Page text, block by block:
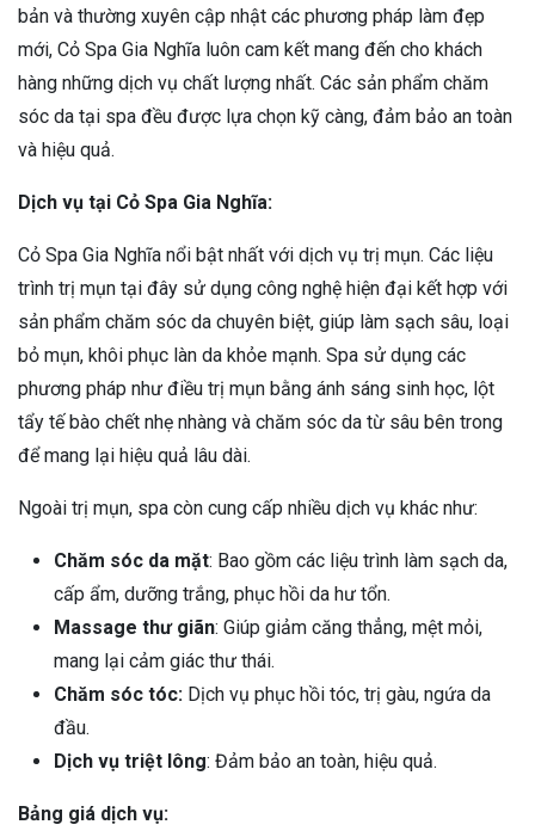
bản và thường xuyên cập nhật các phương pháp làm đẹp
mới, Cỏ Spa Gia Nghĩa luôn cam kết mang đến cho khách
hàng những dịch vụ chất lượng nhất. Các sản phẩm chăm
sóc da tại spa đều được lựa chọn kỹ càng, đảm bảo an toàn
và hiệu quả.
Dịch vụ tại Cỏ Spa Gia Nghĩa:
Cỏ Spa Gia Nghĩa nổi bật nhất với dịch vụ trị mụn. Các liệu
trình trị mụn tại đây sử dụng công nghệ hiện đại kết hợp với
sản phẩm chăm sóc da chuyên biệt, giúp làm sạch sâu, loại
bỏ mụn, khôi phục làn da khỏe mạnh. Spa sử dụng các
phương pháp như điều trị mụn bằng ánh sáng sinh học, lột
tẩy tế bào chết nhẹ nhàng và chăm sóc da từ sâu bên trong
để mang lại hiệu quả lâu dài.
Ngoài trị mụn, spa còn cung cấp nhiều dịch vụ khác như:
Chăm sóc da mặt: Bao gồm các liệu trình làm sạch da,
cấp ẩm, dưỡng trắng, phục hồi da hư tổn.
Massage thư giãn: Giúp giảm căng thẳng, mệt mỏi,
mang lại cảm giác thư thái.
Chăm sóc tóc: Dịch vụ phục hồi tóc, trị gàu, ngứa da
đầu.
Dịch vụ triệt lông: Đảm bảo an toàn, hiệu quả.
Bảng giá dịch vụ: